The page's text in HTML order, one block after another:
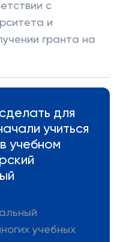
с
и
гранта на
для
учиться
учебном
учебных